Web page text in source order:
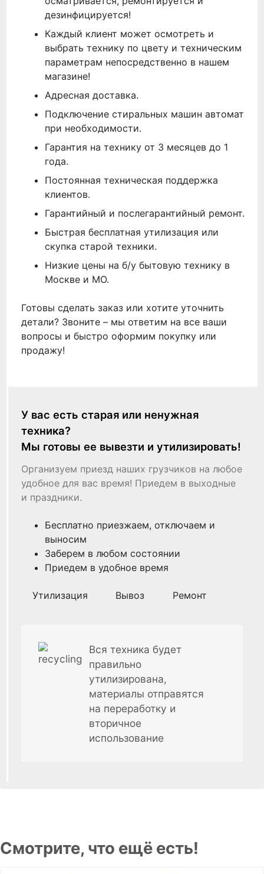
дезинфицируется!
Каждый клиент может осмотреть и
выбрать технику по цвету и техническим
параметрам непосредственно в нашем
магазине!
Адресная доставка.
Подключение стиральных машин автомат
при необходимости.
Гарантия на технику от 3 месяцев до 1
года.
Постоянная техническая поддержка
клиентов.
Гарантийный и послегарантийный ремонт.
Быстрая бесплатная утилизация или
скупка старой техники.
Низкие цены на б/у бытовую технику в
Москве и МО.
Готовы сделать заказ или хотите уточнить
детали? Звоните – мы ответим на все ваши
вопросы и быстро оформим покупку или
продажу!
У вас есть старая или ненужная
техника?
Мы готовы ее вывезти и утилизировать!
Организуем приезд наших грузчиков на любое
удобное для вас время! Приедем в выходные
и праздники.
Бесплатно приезжаем, отключаем и
выносим
Заберем в любом состоянии
Приедем в удобное время
Утилизация Вывоз Ремонт
Вся техника будет
правильно
утилизирована,
материалы отправятся
на переработку и
вторичное
использование
Смотрите, что ещё есть!